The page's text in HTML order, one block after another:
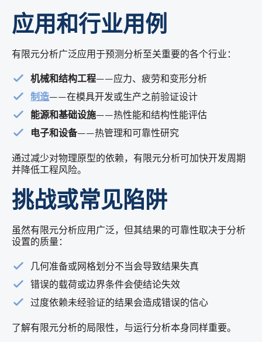
应用和行业用例
有限元分析广泛应用于预测分析至关重要的各个行业：
机械和结构工程——应力、疲劳和变形分析
制造——在模具开发或生产之前验证设计
能源和基础设施——热性能和结构性能评估
电子和设备——热管理和可靠性研究
通过减少对物理原型的依赖，有限元分析可加快开发周期
并降低工程风险。
挑战或常见陷阱
虽然有限元分析应用广泛，但其结果的可靠性取决于分析
设置的质量：
几何准备或网格划分不当会导致结果失真
错误的载荷或边界条件会使结论失效
过度依赖未经验证的结果会造成错误的信心
了解有限元分析的局限性，与运行分析本身同样重要。